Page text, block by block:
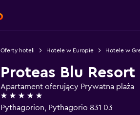
Oferty hoteli Hotele w Europie Hotele w
Proteas Blu Resort
Apartament oferujący Prywatna plaża
5 gwiazdek
Pythagorion, Pythagorio 831 03